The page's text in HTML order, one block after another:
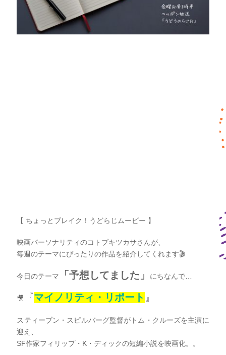
【 ちょっとブレイク！うどらじムービー 】
映画パーソナリティのコトブキツカサさんが、
毎週のテーマにぴったりの作品を紹介してくれます🎬
今日のテーマ 「予想してました 」 にちなんで…
🎥 『マイノリティ・リポート 』
スティーブン・スピルバーグ監督がトム・クルーズを主演に
迎え、
SF作家フィリップ・K・ディックの短編小説を映画化。。